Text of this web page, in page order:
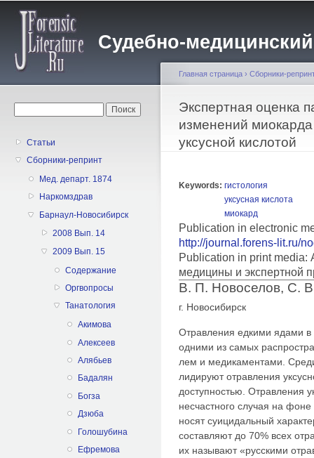
Судебно-
Статьи
Сборники-репринт
Мед. департ. 1874
Наркомздрав
Барнаул-Новосибирск
2008 Вып. 14
2009 Вып. 15
Содержание
Оргвопросы
Танатология
Акимова
Алексеев
Алябьев
Бадалян
Богза
Дзюба
Голошубина
Ефремова
Вы здесь
Главная страница › Сборники-
Экспертная оценка
изменений
уксусной кислотой
Keywords: гистология
уксусная кислота
миокард
Publication in electronic
http://journal.forens-lit.ru/
Publication in print media:
медицины и экспертной
В. П. Новоселов, С.
г. Новосибирск
Отравления едкими ядами в
одними из самых
лем и медикаментами.
лидируют отравления
доступностью. От­равления
несчастного слу­чая на
носят суицидальный
составляют до 70% всех
их называют «русскими